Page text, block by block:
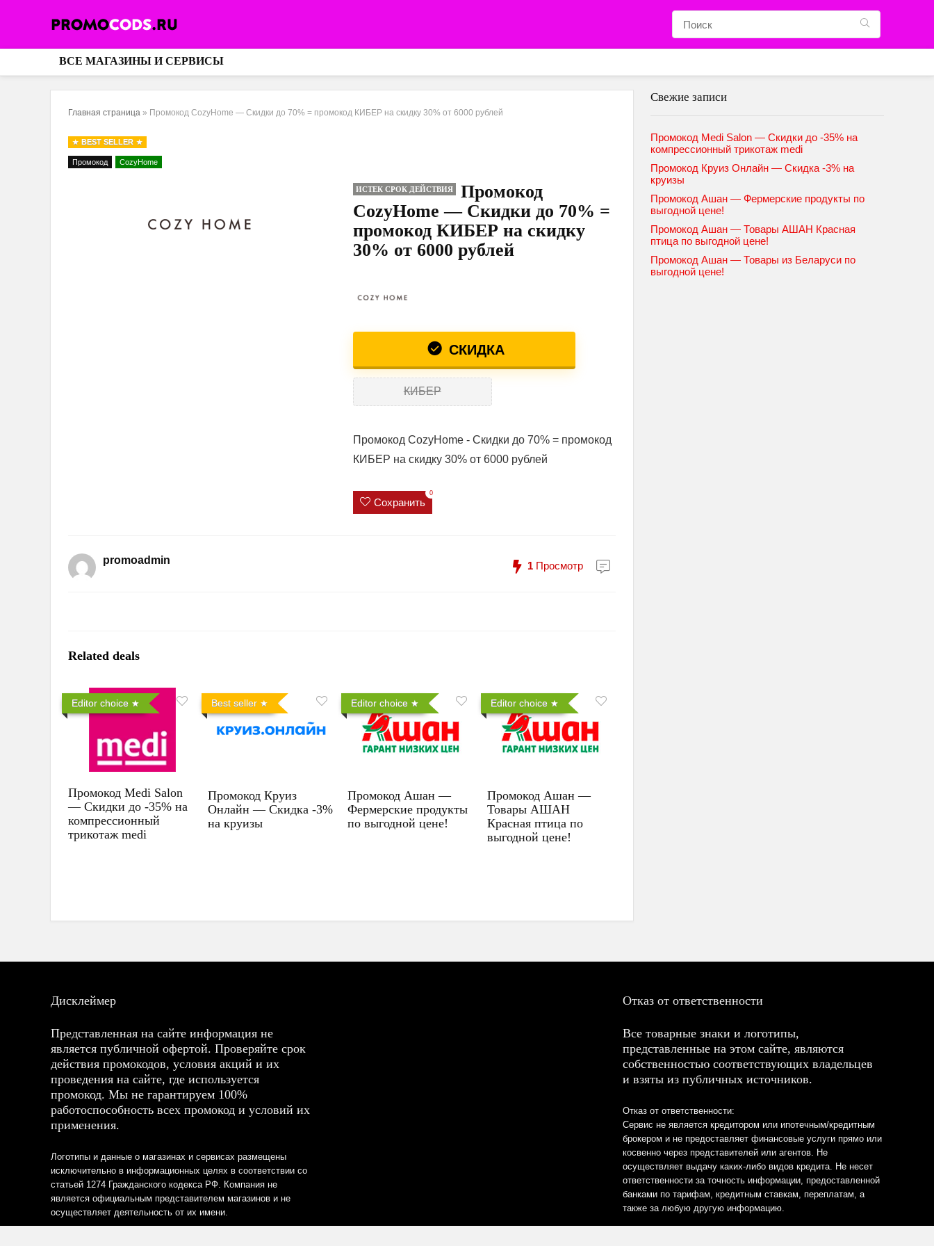
ВСЕ МАГАЗИНЫ И СЕРВИСЫ
Главная страница » Промокод CozyHome — Скидки до 70% = промокод КИБЕР на скидку 30% от 6000 рублей
BEST SELLER
Промокод CozyHome
ИСТЕК СРОК ДЕЙСТВИЯ
Промокод
CozyHome — Скидки до 70% =
промокод КИБЕР на скидку
30% от 6000 рублей
СКИДКА
КИБЕР
Промокод CozyHome - Скидки до 70% = промокод
КИБЕР на скидку 30% от 6000 рублей
Сохранить
0
promoadmin 1 Просмотр
Related deals
Editor choice
Промокод Medi Salon
— Скидки до -35% на
компрессионный
трикотаж medi
Best seller
Промокод Круиз
Онлайн — Скидка -3%
на круизы
Editor choice
Промокод Ашан —
Фермерские продукты
по выгодной цене!
Editor choice
Промокод Ашан —
Товары АШАН
Красная птица по
выгодной цене!
Свежие записи
Промокод Medi Salon — Скидки до -35% на
компрессионный трикотаж medi
Промокод Круиз Онлайн — Скидка -3% на
круизы
Промокод Ашан — Фермерские продукты по
выгодной цене!
Промокод Ашан — Товары АШАН Красная
птица по выгодной цене!
Промокод Ашан — Товары из Беларуси по
выгодной цене!
Дисклеймер
Представленная на сайте информация не
является публичной офертой. Проверяйте срок
действия промокодов, условия акций и их
проведения на сайте, где используется
промокод. Мы не гарантируем 100%
работоспособность всех промокод и условий их
применения.
Логотипы и данные о магазинах и сервисах размещены
исключительно в информационных целях в соответствии со
статьей 1274 Гражданского кодекса РФ. Компания не
является официальным представителем магазинов и не
осуществляет деятельность от их имени.
Отказ от ответственности
Все товарные знаки и логотипы,
представленные на этом сайте, являются
собственностью соответствующих владельцев
и взяты из публичных источников.
Отказ от ответственности:
Сервис не является кредитором или ипотечным/кредитным
брокером и не предоставляет финансовые услуги прямо или
косвенно через представителей или агентов. Не
осуществляет выдачу каких-либо видов кредита. Не несет
ответственности за точность информации, предоставленной
банками по тарифам, кредитным ставкам, переплатам, а
также за любую другую информацию.